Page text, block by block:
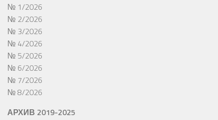
№ 1/2026
№ 2/2026
№ 3/2026
№ 4/2026
№ 5/2026
№ 6/2026
№ 7/2026
№ 8/2026
АРХИВ 2019-2025